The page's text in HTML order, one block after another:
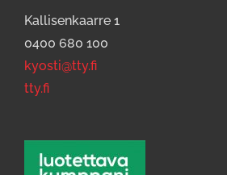
Kallisenkaarre 1
0400 680 100
kyosti@tty.fi
tty.fi